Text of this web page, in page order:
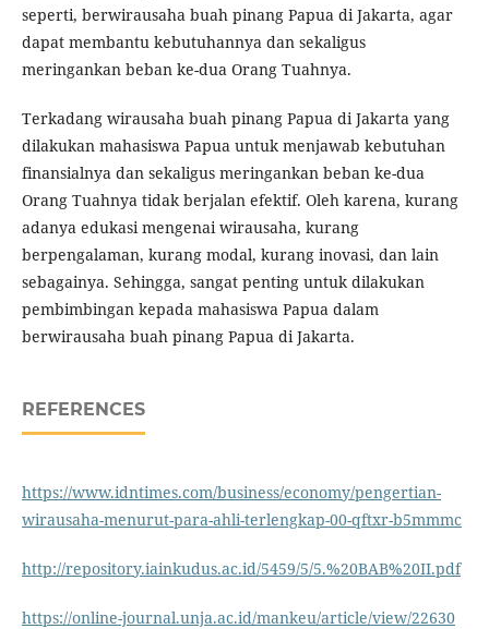
seperti, berwirausaha buah pinang Papua di Jakarta, agar
dapat membantu kebutuhannya dan sekaligus
meringankan beban ke-dua Orang Tuahnya.
Terkadang wirausaha buah pinang Papua di Jakarta yang
dilakukan mahasiswa Papua untuk menjawab kebutuhan
finansialnya dan sekaligus meringankan beban ke-dua
Orang Tuahnya tidak berjalan efektif. Oleh karena, kurang
adanya edukasi mengenai wirausaha, kurang
berpengalaman, kurang modal, kurang inovasi, dan lain
sebagainya. Sehingga, sangat penting untuk dilakukan
pembimbingan kepada mahasiswa Papua dalam
berwirausaha buah pinang Papua di Jakarta.
REFERENCES
https://www.idntimes.com/business/economy/pengertian-
wirausaha-menurut-para-ahli-terlengkap-00-qftxr-b5mmmc
http://repository.iainkudus.ac.id/5459/5/5.%20BAB%20II.pdf
https://online-journal.unja.ac.id/mankeu/article/view/22630